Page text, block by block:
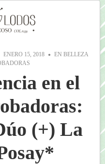
ENERO 15, 2018 EN BELLEZA
en el
(+) La